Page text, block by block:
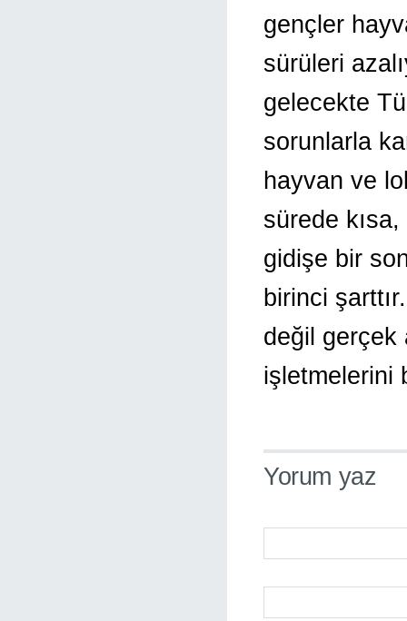
gençler
sürüleri
gelecekte
sorunlarla
hayvan ve
sürede
gidişe bir
birinci
değil gerçek
işletmelerini
Yorum yaz